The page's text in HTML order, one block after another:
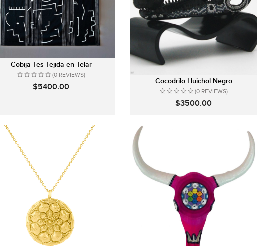
Cobija Tes Tejida en Telar
(0 REVIEWS)
$5400.00
Cocodrilo Huichol Negro
(0 REVIEWS)
$3500.00